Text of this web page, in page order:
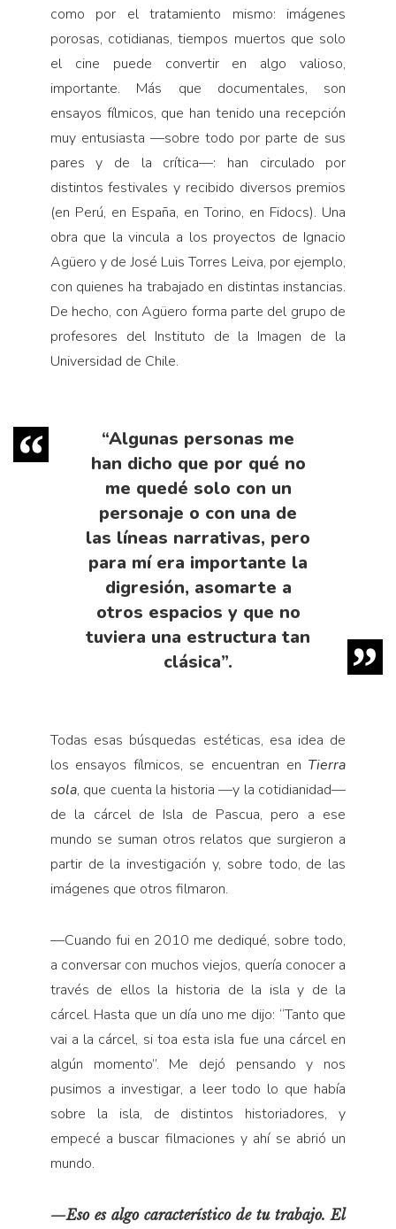
como por el tratamiento mismo: imágenes
porosas, cotidianas, tiempos muertos que solo
el cine puede convertir en algo valioso,
importante. Más que documentales, son
ensayos fílmicos, que han tenido una recepción
muy entusiasta —sobre todo por parte de sus
pares y de la crítica—: han circulado por
distintos festivales y recibido diversos premios
(en Perú, en España, en Torino, en Fidocs). Una
obra que la vincula a los proyectos de Ignacio
Agüero y de José Luis Torres Leiva, por ejemplo,
con quienes ha trabajado en distintas instancias.
De hecho, con Agüero forma parte del grupo de
profesores del Instituto de la Imagen de la
Universidad de Chile.
“Algunas personas me
han dicho que por qué no
me quedé solo con un
personaje o con una de
las líneas narrativas, pero
para mí era importante la
digresión, asomarte a
otros espacios y que no
tuviera una estructura tan
clásica”.
Todas esas búsquedas estéticas, esa idea de
los ensayos fílmicos, se encuentran en Tierra
sola, que cuenta la historia —y la cotidianidad—
de la cárcel de Isla de Pascua, pero a ese
mundo se suman otros relatos que surgieron a
partir de la investigación y, sobre todo, de las
imágenes que otros filmaron.
—Cuando fui en 2010 me dediqué, sobre todo,
a conversar con muchos viejos, quería conocer a
través de ellos la historia de la isla y de la
cárcel. Hasta que un día uno me dijo: “Tanto que
vai a la cárcel, si toa esta isla fue una cárcel en
algún momento”. Me dejó pensando y nos
pusimos a investigar, a leer todo lo que había
sobre la isla, de distintos historiadores, y
empecé a buscar filmaciones y ahí se abrió un
mundo.
—Eso es algo característico de tu trabajo. El